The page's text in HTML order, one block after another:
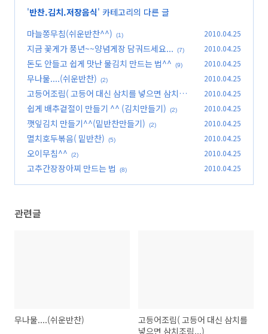
'반찬.김치.저장음식' 카테고리의 다른 글
마늘쫑무침(쉬운반찬^^)
(1) 2010.04.25
지금 꽃게가 풍년~~양념게장 담궈드세요... (7) 2010.04.25
돈도 안들고 쉽게 맛난 물김치 만드는 법^^ (9) 2010.04.25
무나물....(쉬운반찬) (2) 2010.04.25
고등어조림( 고등어 대신 삼치를 넣으면 삼치조
림...)
(11)
2010.04.25
쉽게 배추겉절이 만들기 ^^ (김치만들기) (2) 2010.04.25
깻잎김치 만들기^^(밑반찬만들기) (2) 2010.04.25
멸치호두볶음( 밑반찬) (5) 2010.04.25
오이무침^^ (2) 2010.04.25
고추간장장아찌 만드는 법 (8) 2010.04.25
관련글
무나물....(쉬운반찬)
고등어조림( 고등어 대신 삼치를
넣으면 삼치조림...)